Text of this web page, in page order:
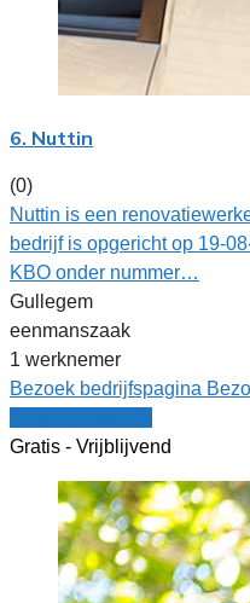
6. Nuttin
(0)
Nuttin is een
bedrijf is opgericht op 19-
KBO onder nummer…
Gullegem
eenmanszaak
1 werknemer
Bezoek bedrijfspagina
Gratis - Vrijblijvend